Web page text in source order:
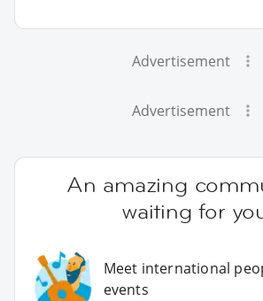
Advertisement
Advertisement
An amazing
waiting for
Meet international
events